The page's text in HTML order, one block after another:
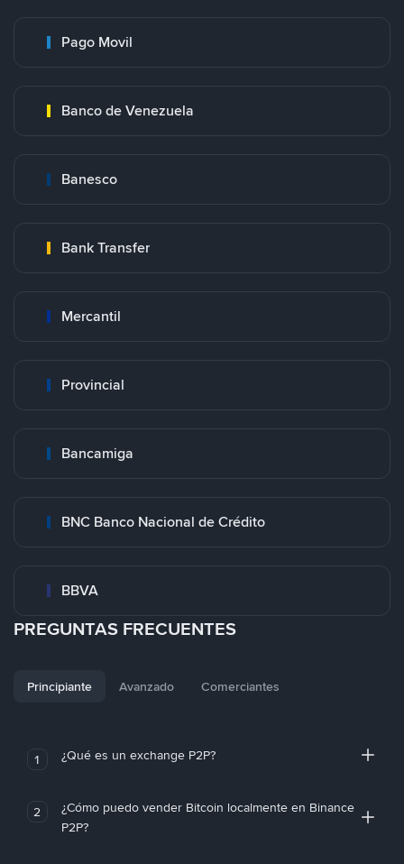
Pago Movil
Banco de Venezuela
Banesco
Bank Transfer
Mercantil
Provincial
Bancamiga
BNC Banco Nacional de Crédito
BBVA
PREGUNTAS FRECUENTES
Principiante Avanzado Comerciantes
1 ¿Qué es un exchange P2P?
2
¿Cómo puedo vender Bitcoin localmente en Binance
P2P?